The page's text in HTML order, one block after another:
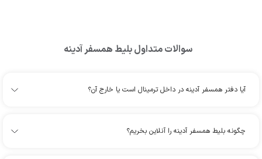
سوالات متداول بلیط همسفر آدینه
آیا دفتر همسفر آدینه در داخل ترمینال است یا خارج آن؟
چگونه بلیط همسفر آدینه را آنلاین بخریم؟